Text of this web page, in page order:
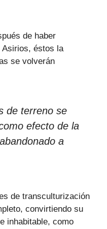
de haber
Asirios, éstos la
se volverán
de terreno se
efecto de la
a
de transculturización
convirtiendo su
inhabitable, como